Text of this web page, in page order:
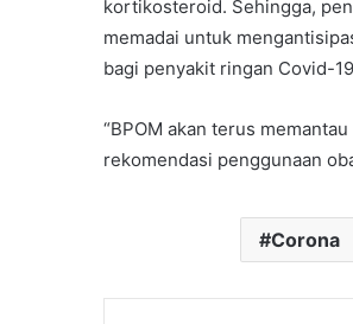
kortikosteroid. Sehingga,
memadai untuk
bagi penyakit ringan Covid-
“BPOM akan terus
rekomendasi penggunaan
Corona